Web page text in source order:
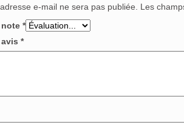
e-mail ne sera pas publiée.
Les
note *
*